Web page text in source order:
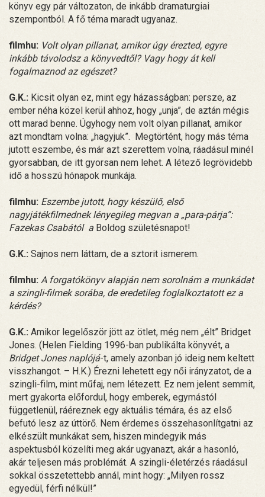
könyv egy pár változaton, de inkább dramaturgiai
szempontból. A fő téma maradt ugyanaz.
filmhu: Volt olyan pillanat, amikor úgy érezted, egyre
inkább távolodsz a könyvedtől? Vagy hogy át kell
fogalmaznod az egészet?
G.K.: Kicsit olyan ez, mint egy házasságban: persze, az
ember néha közel kerül ahhoz, hogy „unja”, de aztán mégis
ott marad benne. Úgyhogy nem volt olyan pillanat, amikor
azt mondtam volna: „hagyjuk”. Megtörtént, hogy más téma
jutott eszembe, és már azt szerettem volna, ráadásul minél
gyorsabban, de itt gyorsan nem lehet. A létező legrövidebb
idő a hosszú hónapok munkája.
filmhu: Eszembe jutott, hogy készülő, első
nagyjátékfilmednek lényegileg megvan a „para-párja”:
Fazekas Csabától a Boldog születésnapot!
G.K.: Sajnos nem láttam, de a sztorit ismerem.
filmhu: A forgatókönyv alapján nem sorolnám a munkádat
a szingli-filmek sorába, de eredetileg foglalkoztatott ez a
kérdés?
G.K.: Amikor legelőször jött az ötlet, még nem „élt” Bridget
Jones. (Helen Fielding 1996-ban publikálta könyvét, a
Bridget Jones naplójá-t, amely azonban jó ideig nem keltett
visszhangot. – H.K.) Érezni lehetett egy női irányzatot, de a
szingli-film, mint műfaj, nem létezett. Ez nem jelent semmit,
mert gyakorta előfordul, hogy emberek, egymástól
függetlenül, ráéreznek egy aktuális témára, és az első
befutó lesz az úttörő. Nem érdemes összehasonlítgatni az
elkészült munkákat sem, hiszen mindegyik más
aspektusból közelíti meg akár ugyanazt, akár a hasonló,
akár teljesen más problémát. A szingli-életérzés ráadásul
sokkal összetettebb annál, mint hogy: „Milyen rossz
egyedül, férfi nélkül!”